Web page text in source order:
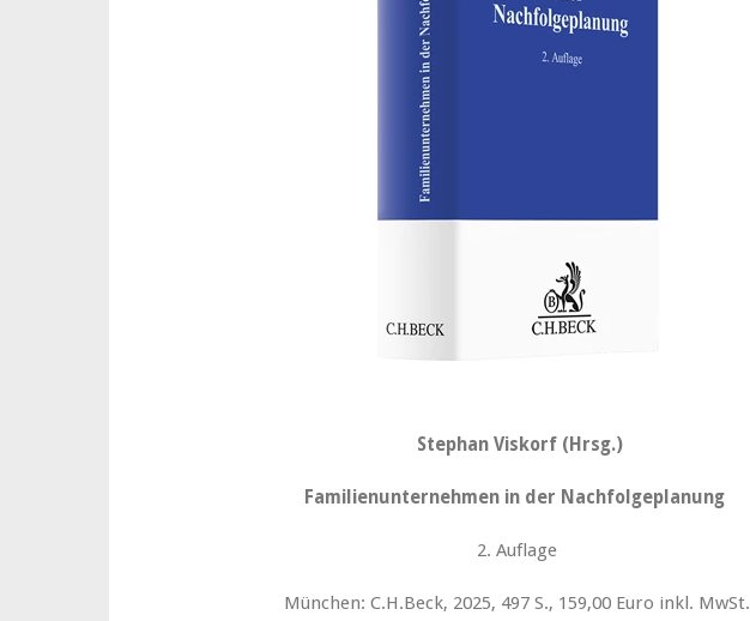
Stephan Viskorf (Hrsg.)
Familienunternehmen in der Nachfolgeplanung
2. Auflage
München: C.H.Beck, 2025, 497 S., 159,00 Euro inkl. MwSt.